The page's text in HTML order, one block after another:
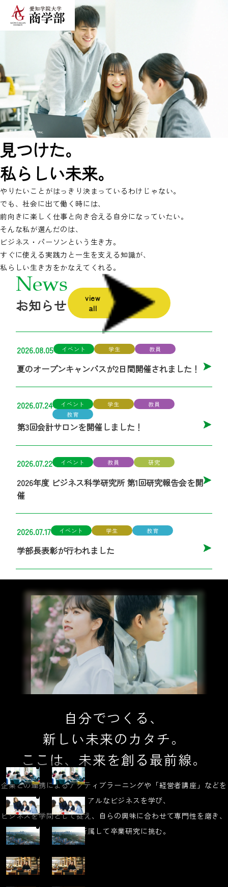
見つけた。
私らしい未来。
やりたいことがはっきり決まっているわけじゃない。
でも、社会に出て働く時には、
前向きに楽しく仕事と向き合える自分になっていたい。
そんな私が選んだのは、
ビジネス・パーソンという生き方。
すぐに使える実践力と一生を支える知識が、
私らしい生き方をかなえてくれる。
News
お知らせ
view
all
2026.08.05 イベント 学生 教員
夏のオープンキャンパスが2日間開催されました！
2026.07.24 イベント 学生
教員
教育
第3回会計サロンを開催しました！
2026.07.22 イベント 教員 研究
2026年度 ビジネス科学研究所 第1回研究報告会を開
催
2026.07.17 イベント 学生 教育
学部長表彰が行われました
自分でつくる、
新しい未来のカタチ。
ここは、未来を創る最前線。
企業との連携によるアクティブラーニングや 「経営者講座」などを
通じてリアルなビジネスを学び、
ビジネスを学問として捉え、
自らの興味に合わせて専門性を磨き、
ゼミに所属して卒業研究に挑む。